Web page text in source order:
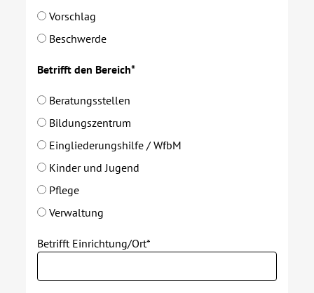
Vorschlag
Beschwerde
Betrifft den Bereich*
Beratungsstellen
Bildungszentrum
Eingliederungshilfe / WfbM
Kinder und Jugend
Pflege
Verwaltung
Betrifft Einrichtung/Ort*